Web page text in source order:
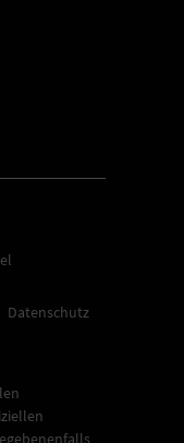
Datenschutz